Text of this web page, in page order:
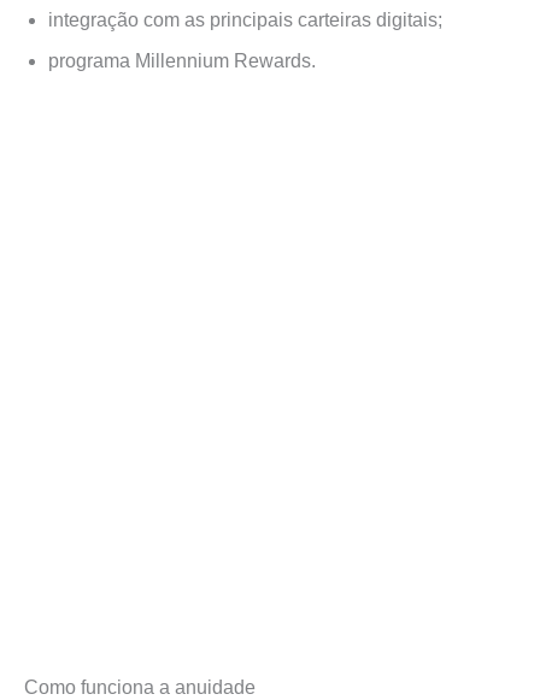
integração com as principais carteiras digitais;
programa Millennium Rewards.
Como funciona a anuidade